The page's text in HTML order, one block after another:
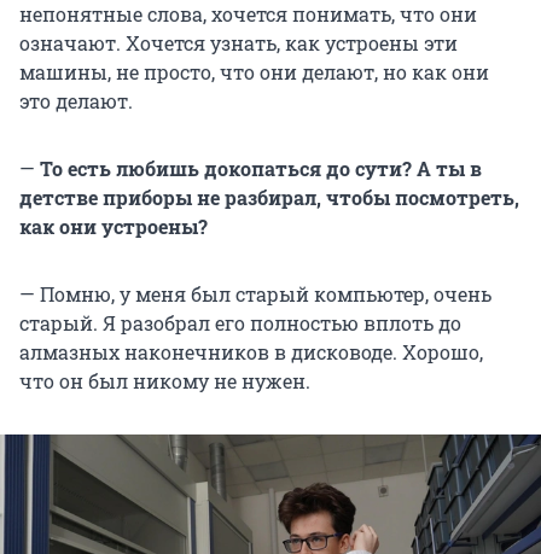
непонятные слова, хочется понимать, что они
означают. Хочется узнать, как устроены эти
машины, не просто, что они делают, но как они
это делают.
— То есть любишь докопаться до сути? А ты в
детстве приборы не разбирал, чтобы посмотреть,
как они устроены?
— Помню, у меня был старый компьютер, очень
старый. Я разобрал его полностью вплоть до
алмазных наконечников в дисководе. Хорошо,
что он был никому не нужен.